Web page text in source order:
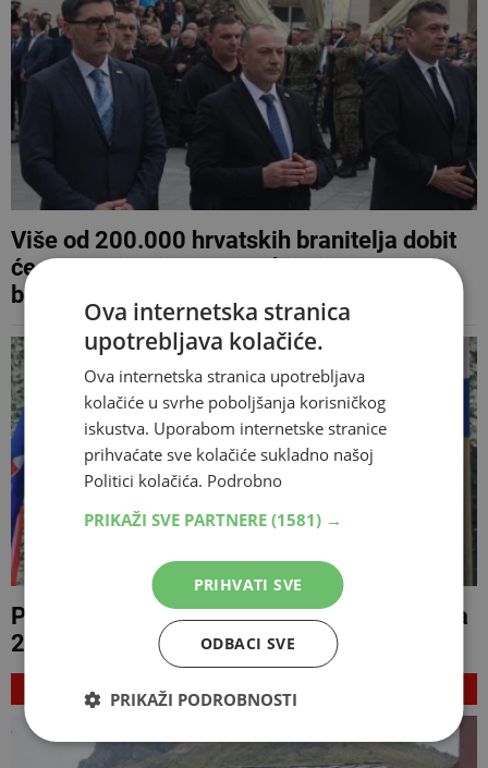
Više od 200.000 hrvatskih branitelja dobit
će veće mirovine: Za svaki mjesec na
bojištu dodatna tri eura
Plenković u Kninu najavio veće mirovine za
200.000 hrvatskih branitelja
NAJNOVIJE
Ova internetska stranica
upotrebljava kolačiće.
Ova internetska stranica upotrebljava
kolačiće u svrhe poboljšanja korisničkog
iskustva. Uporabom internetske stranice
prihvaćate sve kolačiće sukladno našoj
Politici kolačića. Podrobno
PRIKAŽI SVE PARTNERE (1581) →
PRIHVATI SVE
ODBACI SVE
PRIKAŽI PODROBNOSTI